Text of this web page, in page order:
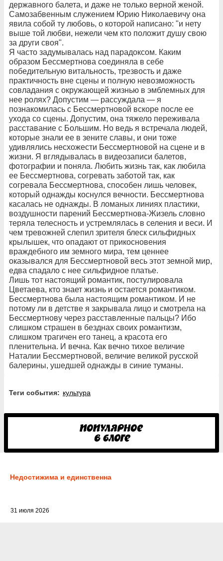
державного балета, и даже не только верной женой.
Самозабвенным служением Юрию Николаевичу она
явила собой ту любовь, о которой написано: "и нету
выше той любви, нежели чем кто положит душу свою
за други своя".
Я часто задумывалась над парадоксом. Каким
образом Бессмертнова соединяла в себе
победительную витальность, трезвость и даже
практичность вне сцены и полную невозможность
совладания с окружающей жизнью в эмблемных для
нее ролях? Допустим — рассуждала — я
познакомилась с Бессмертновой вскоре после ее
ухода со сцены. Допустим, она тяжело переживала
расставание с Большим. Но ведь я встречала людей,
которые знали ее в зените славы, и они тоже
удивлялись несхожести Бессмертновой на сцене и в
жизни. Я вглядывалась в видеозаписи балетов,
фотографии и поняла. Любить жизнь так, как любила
ее Бессмертнова, согревать заботой так, как
согревала Бессмертнова, способен лишь человек,
который однажды коснулся вечности. Бессмертнова
касалась не однажды. В ломаных линиях пластики,
воздушности парений Бессмертнова-Жизель словно
теряла телесность и устремлялась в селения и веси. И
чем тревожней слепил зрителя блеск сильфидных
крылышек, что опадают от прикосновения
враждебного им земного мира, тем ценнее
оказывался для Бессмертновой весь этот земной мир,
едва спадало с нее сильфидное платье.
Лишь тот настоящий романтик, постулировала
Цветаева, кто знает жизнь и остается романтиком.
Бессмертнова была настоящим романтиком. И не
потому ли в детстве я закрывала лицо и смотрела на
Бессмертнову через расставленные пальцы? Ибо
слишком страшен в безднах своих романтизм,
слишком трагичен его танец, а красота его
пленительна. И вечна. Как вечно тихое величие
Наталии Бессмертновой, величие великой русской
балерины, ушедшей однажды в синие туманы.
Теги события: культура
Недостижима и единственна
31 июля 2026